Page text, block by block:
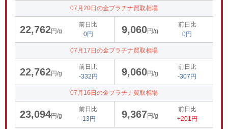
07月20日の金プラチナ買取相場
22,762円/g
前日比
0円
9,060円/g
前日比
0円
07月17日の金プラチナ買取相場
22,762円/g
前日比
-332円
9,060円/g
前日比
-307円
07月16日の金プラチナ買取相場
23,094円/g
前日比
-13円
9,367円/g
前日比
+201円